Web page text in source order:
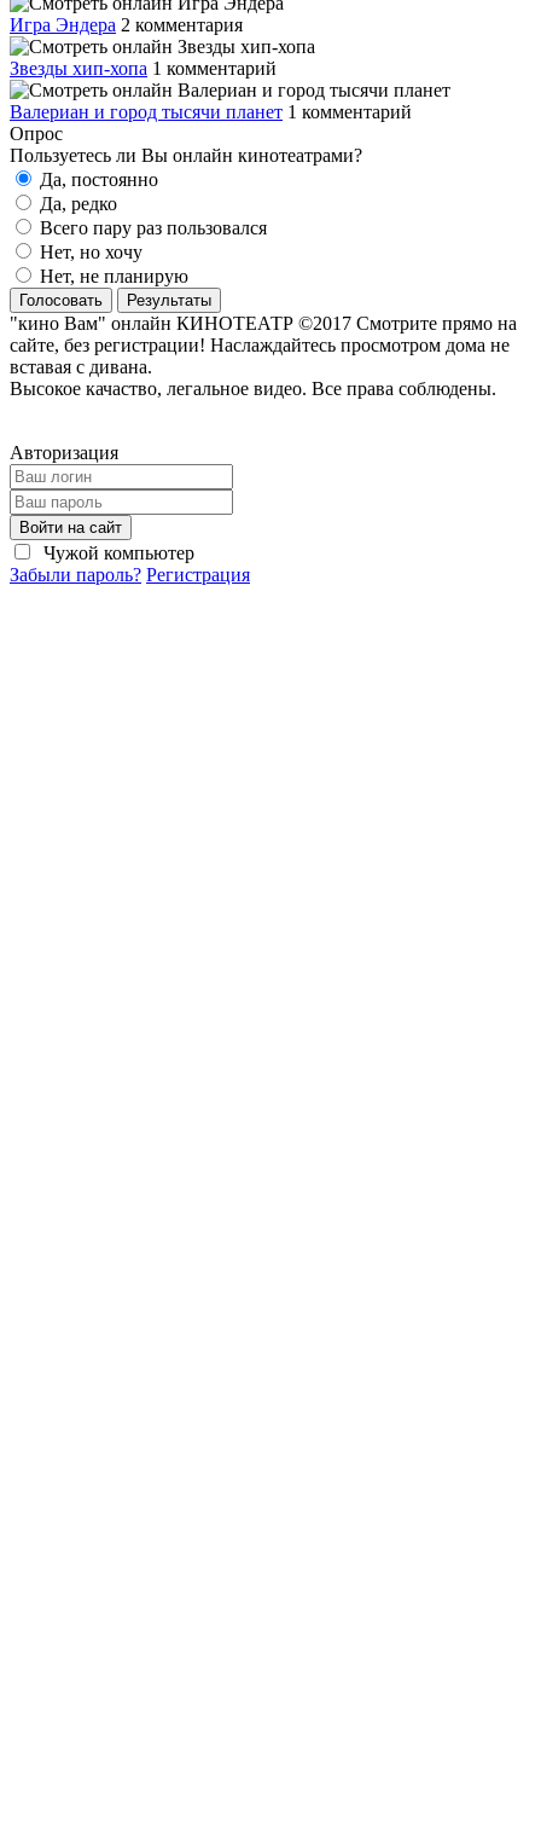
Игра Эндера 2 комментария
Звезды хип-хопа 1 комментарий
Валериан и город тысячи планет 1 комментарий
Опрос
Пользуетесь ли Вы онлайн кинотеатрами?
Да, постоянно
Да, редко
Всего пару раз пользовался
Нет, но хочу
Нет, не планирую
Голосовать Результаты
"кино Вам" онлайн КИНОТЕАТР ©2017 Смотрите прямо на
сайте, без регистрации! Наслаждайтесь просмотром дома не
вставая с дивана.
Высокое качаство, легальное видео. Все права соблюдены.
Авторизация
Войти на сайт
Чужой компьютер
Забыли пароль? Регистрация